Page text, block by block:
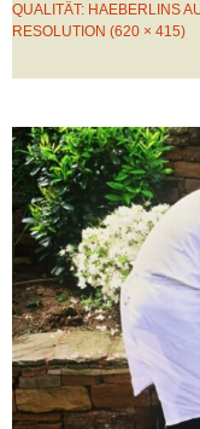
QUALITÄT: HAEBERLINS
RESOLUTION (620 × 415)